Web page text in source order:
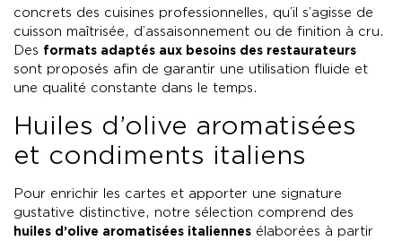
concrets des cuisines professionnelles, qu’il s’agisse de
cuisson maîtrisée, d’assaisonnement ou de finition à cru.
Des formats adaptés aux besoins des restaurateurs
sont proposés afin de garantir une utilisation fluide et
une qualité constante dans le temps.
Huiles d’olive aromatisées
et condiments italiens
Pour enrichir les cartes et apporter une signature
gustative distinctive, notre sélection comprend des
huiles d’olive aromatisées italiennes élaborées à partir